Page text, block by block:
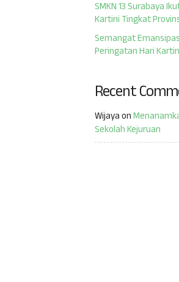
SMKN 13 Surabaya
Kartini Tingkat
Semangat
Peringatan Hari
Recent
Wijayaon
Sekolah Kejuruan